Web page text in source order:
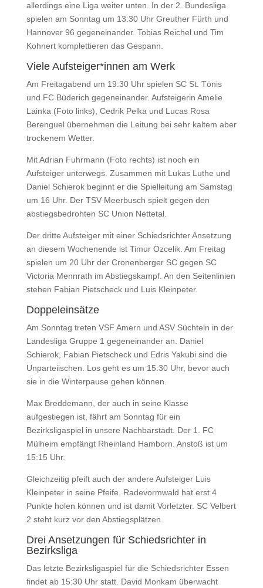
allerdings eine Liga weiter unten. In der 2. Bundesliga
spielen am Sonntag um 13:30 Uhr Greuther Fürth und
Hannover 96 gegeneinander. Tobias Reichel und Tim
Kohnert komplettieren das Gespann.
Viele Aufsteiger*innen am Werk
Am Freitagabend um 19:30 Uhr spielen SC St. Tönis
und FC Büderich gegeneinander. Aufsteigerin Amelie
Lainka (Foto links), Cedrik Pelka und Lucas Rosa
Berenguel übernehmen die Leitung bei sehr kaltem aber
trockenem Wetter.
Mit Adrian Fuhrmann (Foto rechts) ist noch ein
Aufsteiger unterwegs. Zusammen mit Lukas Luthe und
Daniel Schierok beginnt er die Spielleitung am Samstag
um 16 Uhr. Der TSV Meerbusch spielt gegen den
abstiegsbedrohten SC Union Nettetal.
Der dritte Aufsteiger mit einer Schiedsrichter Ansetzung
an diesem Wochenende ist Timur Özcelik. Am Freitag
spielen um 20 Uhr der Cronenberger SC gegen SC
Victoria Mennrath im Abstiegskampf. An den Seitenlinien
stehen Fabian Pietscheck und Luis Kleinpeter.
Doppeleinsätze
Am Sonntag treten VSF Amern und ASV Süchteln in der
Landesliga Gruppe 1 gegeneinander an. Daniel
Schierok, Fabian Pietscheck und Edris Yakubi sind die
Unparteiischen. Los geht es um 15:30 Uhr, bevor auch
sie in die Winterpause gehen können.
Max Breddemann, der auch in seine Klasse
aufgestiegen ist, fährt am Sonntag für ein
Bezirksligaspiel in unsere Nachbarstadt. Der 1. FC
Mülheim empfängt Rheinland Hamborn. Anstoß ist um
15:15 Uhr.
Gleichzeitig pfeift auch der andere Aufsteiger Luis
Kleinpeter in seine Pfeife. Radevormwald hat erst 4
Punkte holen können und ist damit Vorletzter. SC Velbert
2 steht kurz vor den Abstiegsplätzen.
Drei Ansetzungen für Schiedsrichter in
Bezirksliga
Das letzte Bezirksligaspiel für die Schiedsrichter Essen
findet ab 15:30 Uhr statt. David Monkam überwacht